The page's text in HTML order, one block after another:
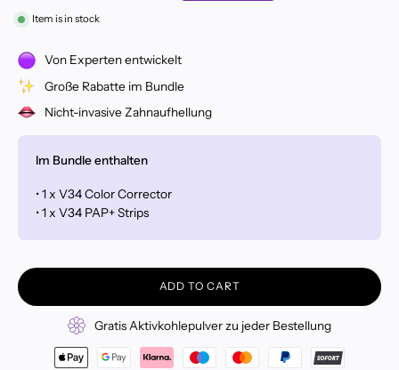
Item is in stock
Von Experten entwickelt
Große Rabatte im Bundle
Nicht-invasive Zahnaufhellung
Im Bundle enthalten
• 1 x V34 Color Corrector
• 1 x V34 PAP+ Strips
ADD TO CART
Gratis Aktivkohlepulver zu jeder Bestellung